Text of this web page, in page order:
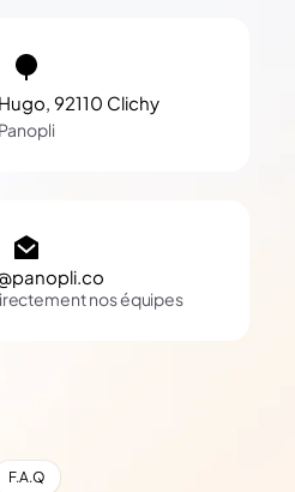
92110 Clichy
Panopli
nos équipes
F.A.Q